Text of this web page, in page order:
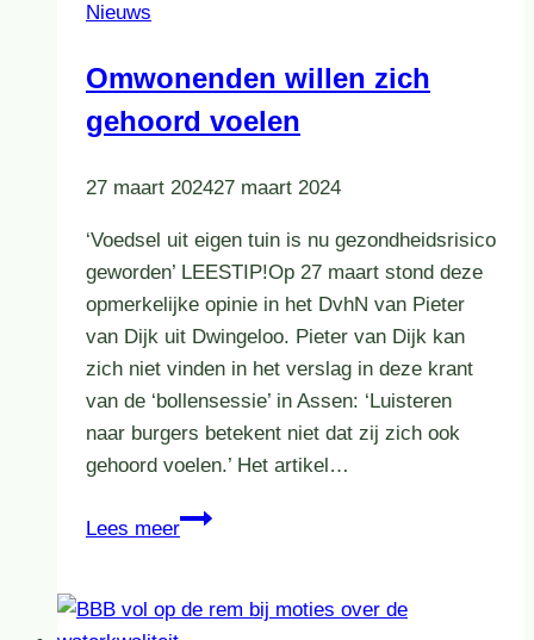
Nieuws
Omwonenden willen zich
gehoord voelen
27 maart 202427 maart 2024
‘Voedsel uit eigen tuin is nu gezondheidsrisico
geworden’ LEESTIP!Op 27 maart stond deze
opmerkelijke opinie in het DvhN van Pieter
van Dijk uit Dwingeloo. Pieter van Dijk kan
zich niet vinden in het verslag in deze krant
van de ‘bollensessie’ in Assen: ‘Luisteren
naar burgers betekent niet dat zij zich ook
gehoord voelen.’ Het artikel…
Lees meer
Omwonenden
gehoord